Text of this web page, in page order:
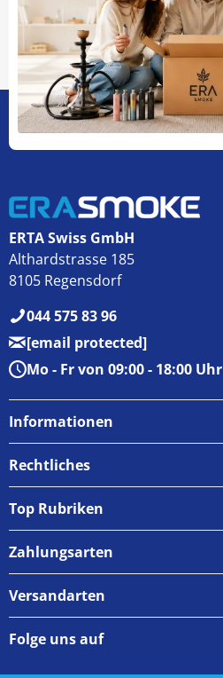
ERTA Swiss GmbH
Althardstrasse 185
8105 Regensdorf
044 575 83 96
[email protected]
Mo - Fr von 09:00 - 18:00 Uhr
Informationen
Über uns
Zahlungsarten
Versand & Abholung
Newsletter
Rückgabe & Umtausch
Rechtliches
AGB
Widerrufsrecht
Top Rubriken
Zahlungsarten
Versandarten
Folge uns auf